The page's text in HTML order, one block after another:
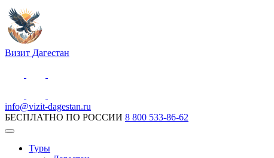
Визит Дагестан
info@vizit-dagestan.ru
БЕСПЛАТНО ПО РОССИИ 8 800 533-86-62
Туры